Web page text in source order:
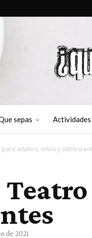
sepas Actividades
para adultos, niños y
de 2021